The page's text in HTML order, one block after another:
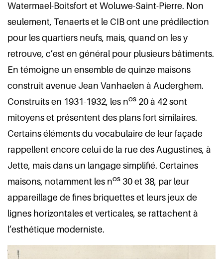
Watermael-Boitsfort et Woluwe-Saint-Pierre. Non
seulement, Tenaerts et le CIB ont une prédilection
pour les quartiers neufs, mais, quand on les y
retrouve, c’est en général pour plusieurs bâtiments.
En témoigne un ensemble de quinze maisons
construit avenue Jean Vanhaelen à Auderghem.
Construits en 1931-1932, les nos 20 à 42 sont
mitoyens et présentent des plans fort similaires.
Certains éléments du vocabulaire de leur façade
rappellent encore celui de la rue des Augustines, à
Jette, mais dans un langage simplifié. Certaines
maisons, notamment les nos 30 et 38, par leur
appareillage de fines briquettes et leurs jeux de
lignes horizontales et verticales, se rattachent à
l’esthétique moderniste.